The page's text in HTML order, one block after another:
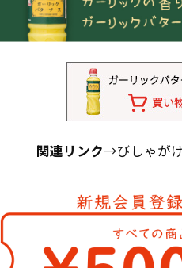
関連リンク→びしゃが